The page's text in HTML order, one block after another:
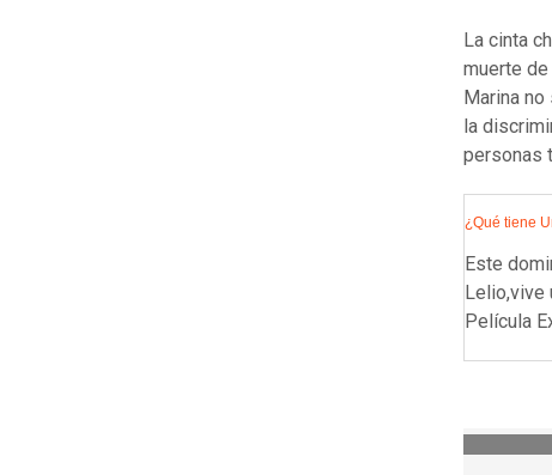
La cinta
muerte de
Marina
la
personas
¿Qué tiene
Este
Lelio,vive
Película